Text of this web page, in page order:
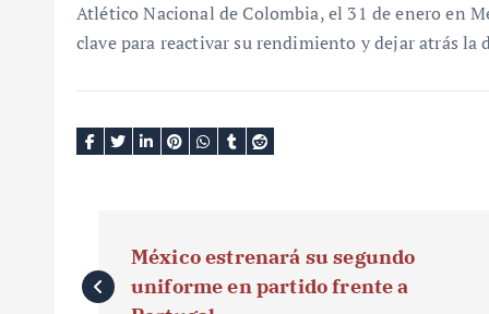
Atlético Nacional de Colombia, el 31 de enero en
clave para reactivar su rendimiento y dejar atrás la
a
México estrenará su segundo
uniforme en partido frente a